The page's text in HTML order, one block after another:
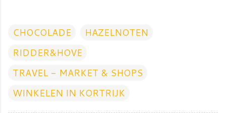
CHOCOLADE
HAZELNOTEN
RIDDER&HOVE
TRAVEL - MARKET & SHOPS
WINKELEN IN KORTRIJK